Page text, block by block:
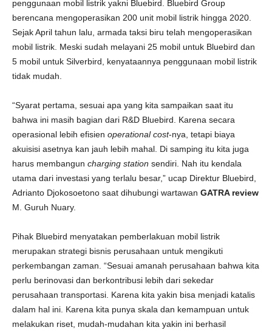
penggunaan mobil listrik yakni Bluebird. Bluebird Group
berencana mengoperasikan 200 unit mobil listrik hingga 2020.
Sejak April tahun lalu, armada taksi biru telah mengoperasikan
mobil listrik. Meski sudah melayani 25 mobil untuk Bluebird dan
5 mobil untuk Silverbird, kenyataannya penggunaan mobil listrik
tidak mudah.
“Syarat pertama, sesuai apa yang kita sampaikan saat itu
bahwa ini masih bagian dari R&D Bluebird. Karena secara
operasional lebih efisien operational cost-nya, tetapi biaya
akuisisi asetnya kan jauh lebih mahal. Di samping itu kita juga
harus membangun charging station sendiri. Nah itu kendala
utama dari investasi yang terlalu besar,” ucap Direktur Bluebird,
Adrianto Djokosoetono saat dihubungi wartawan GATRA review
M. Guruh Nuary.
Pihak Bluebird menyatakan pemberlakuan mobil listrik
merupakan strategi bisnis perusahaan untuk mengikuti
perkembangan zaman. “Sesuai amanah perusahaan bahwa kita
perlu berinovasi dan berkontribusi lebih dari sekedar
perusahaan transportasi. Karena kita yakin bisa menjadi katalis
dalam hal ini. Karena kita punya skala dan kemampuan untuk
melakukan riset, mudah-mudahan kita yakin ini berhasil